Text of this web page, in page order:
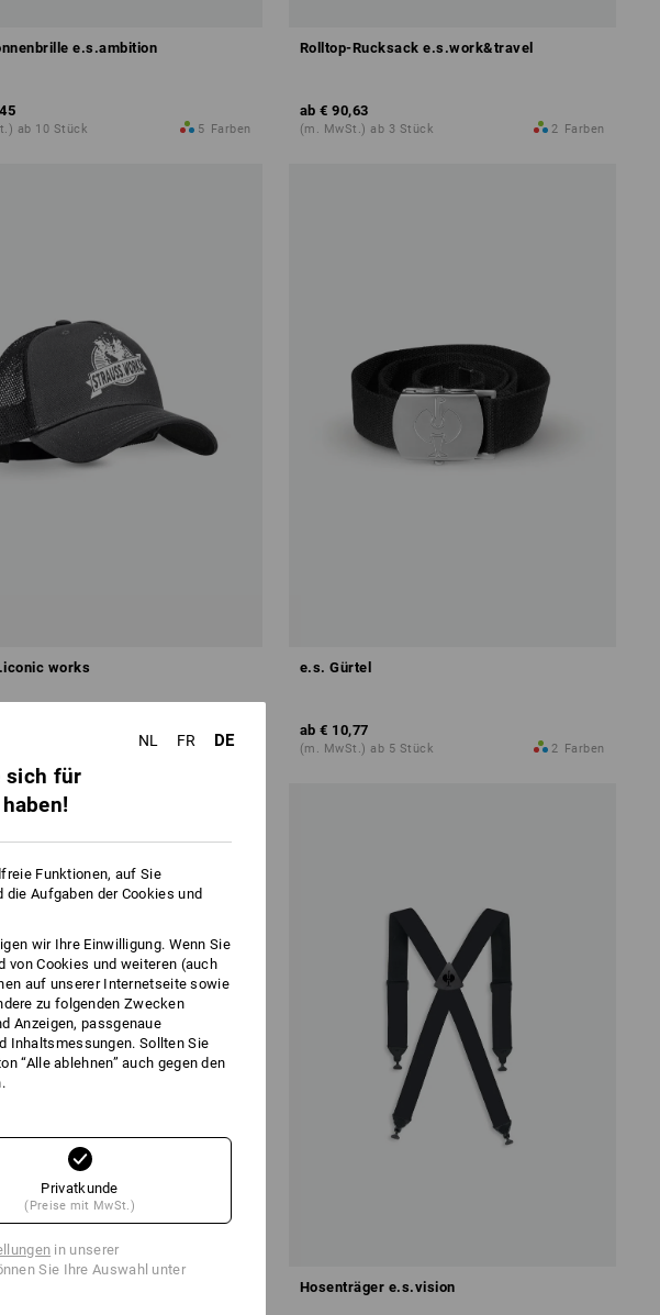
e.s.ambition
ab 10 Stück 5 Farben
Rolltop-Rucksack e.s.work&travel
ab € 90,63
(m. MwSt.) ab 3 Stück 2 Farben
works
Farben
e.s. Gürtel
ab € 10,77
(m. MwSt.) ab 5 Stück 2 Farben
Hosenträger e.s.vision
NL FR DE
sich für
Funktionen, auf Sie
Aufgaben der Cookies und
wir Ihre Einwilligung. Wenn Sie
von Cookies und weiteren (auch
auf unserer Internetseite sowie
zu folgenden Zwecken
Anzeigen, passgenaue
Inhaltsmessungen. Sollten Sie
“Alle ablehnen” auch gegen den
Privatkunde
(Preise mit MwSt.)
in unserer
Sie Ihre Auswahl unter